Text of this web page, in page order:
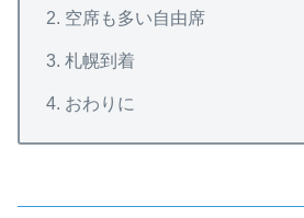
空席も多い自由席
札幌到着
おわりに